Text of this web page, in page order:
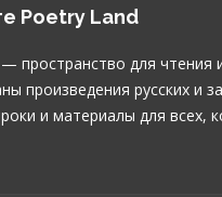
Poetry Land
пространство для чтения
произведения русских и
и материалы для всех,